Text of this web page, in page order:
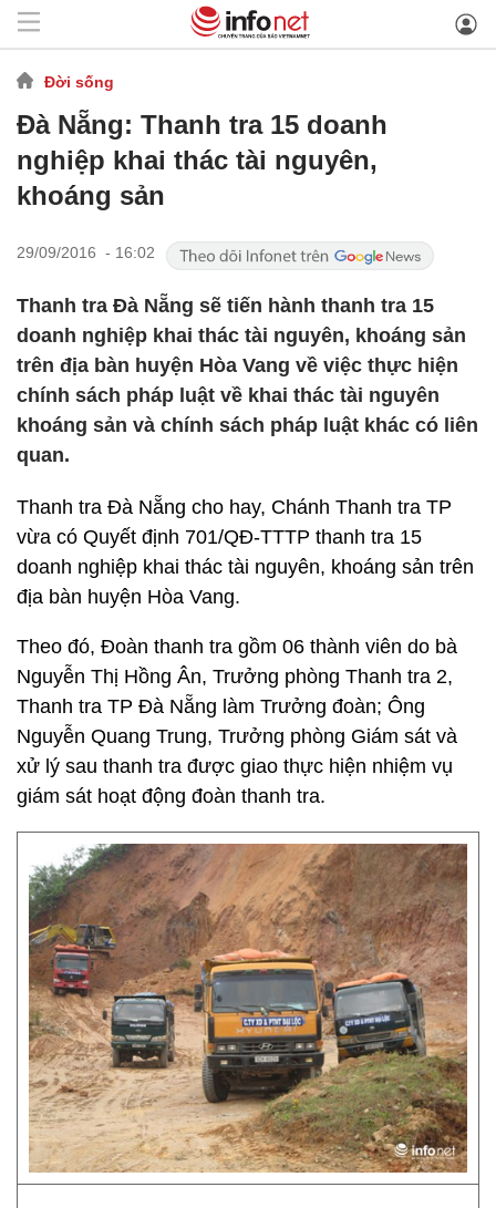
Đời sống
Đà Nẵng: Thanh tra 15 doanh
nghiệp khai thác tài nguyên,
khoáng sản
29/09/2016 - 16:02
Thanh tra Đà Nẵng sẽ tiến hành thanh tra 15
doanh nghiệp khai thác tài nguyên, khoáng sản
trên địa bàn huyện Hòa Vang về việc thực hiện
chính sách pháp luật về khai thác tài nguyên
khoáng sản và chính sách pháp luật khác có liên
quan.
Thanh tra Đà Nẵng cho hay, Chánh Thanh tra TP
vừa có Quyết định 701/QĐ-TTTP thanh tra 15
doanh nghiệp khai thác tài nguyên, khoáng sản trên
địa bàn huyện Hòa Vang.
Theo đó, Đoàn thanh tra gồm 06 thành viên do bà
Nguyễn Thị Hồng Ân, Trưởng phòng Thanh tra 2,
Thanh tra TP Đà Nẵng làm Trưởng đoàn; Ông
Nguyễn Quang Trung, Trưởng phòng Giám sát và
xử lý sau thanh tra được giao thực hiện nhiệm vụ
giám sát hoạt động đoàn thanh tra.